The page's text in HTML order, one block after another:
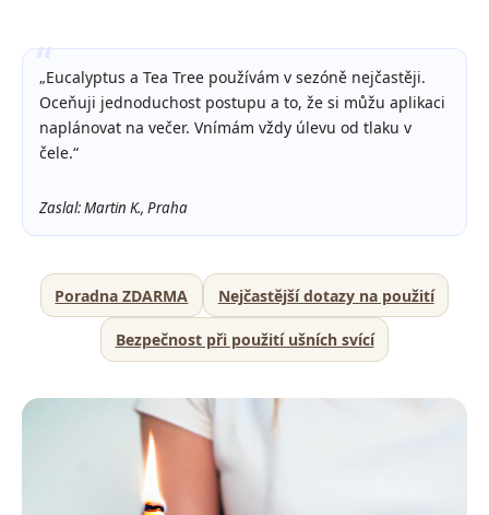
„Eucalyptus a Tea Tree používám v sezóně nejčastěji.
Oceňuji jednoduchost postupu a to, že si můžu aplikaci
naplánovat na večer. Vnímám vždy úlevu od tlaku v
čele.“
Zaslal: Martin K., Praha
Poradna ZDARMA Nejčastější dotazy na použití
Bezpečnost při použití ušních svící